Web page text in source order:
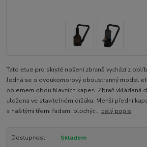
Tato etue pro skryté nošení zbraně vychází z
Jedná se o dvoukomorový oboustranný model
objemem obou hlavních kapes. Zbraň vkládaná
uložena ve stavitelném držáku. Menší přední
s našitými třemi řadami plochýc... celý popis
Dostupnost
Skladem